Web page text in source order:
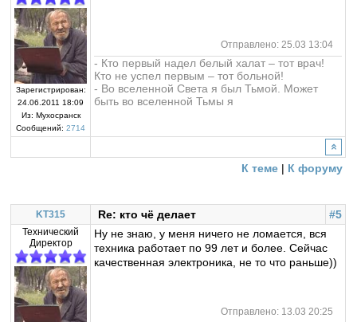
Зарегистрирован:
24.06.2011 18:09
Из: Мухосранск
Сообщений: 2714
Отправлено: 25.03 13:04
- Кто первый надел белый халат – тот врач!
Кто не успел первым – тот больной!
- Во вселенной Света я был Тьмой. Может
быть во вселенной Тьмы я
К теме | К форуму
KT315 Re: кто чё делает #5
Технический
Директор
Ну не знаю, у меня ничего не ломается, вся
техника работает по 99 лет и более. Сейчас
качественная электроника, не то что раньше))
Отправлено: 13.03 20:25